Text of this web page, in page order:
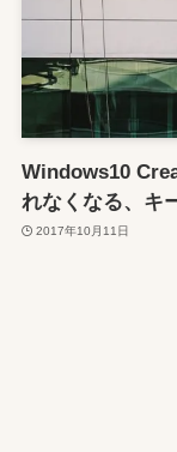
Windows10
れなくなる、キ
2017年10月11日